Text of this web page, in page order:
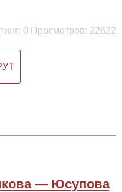
0 Просмотров: 22622
— Юсупова